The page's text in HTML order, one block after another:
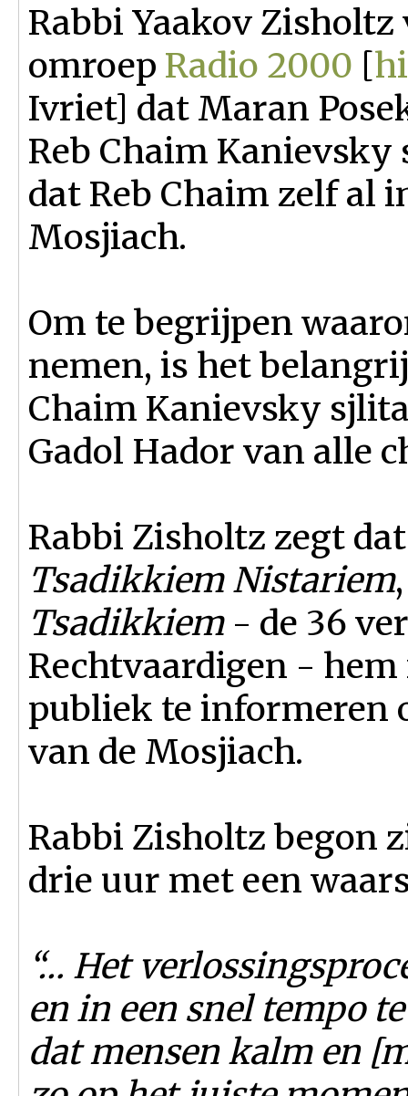
Rabbi Yaakov
omroep Radio 2000 [
Ivriet] dat Maran
Reb Chaim
dat Reb Chaim zelf al
Mosjiach.
Om te begrijpen
nemen, is het
Chaim Kanievsky
Gadol Hador van alle
Rabbi Zisholtz zegt
Tsadikkiem Nistariem
Tsadikkiem- de 36
Rechtvaardigen -
publiek te informeren
van de Mosjiach.
Rabbi Zisholtz begon
drie uur met een
“… Het
en in een snel tempo
dat mensen kalm en